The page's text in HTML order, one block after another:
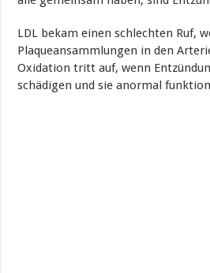
LDL bekam einen schlechten Ruf,
Plaqueansammlungen in den
Oxidation tritt auf, wenn
schädigen und sie anormal